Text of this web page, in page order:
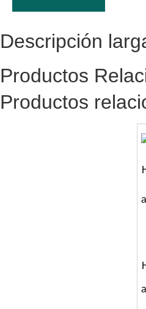
Descripción
Productos
Productos